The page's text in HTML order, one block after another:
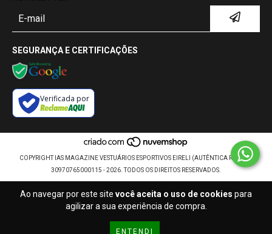
Ao navegar por este site você aceita o uso de cookies para
agilizar a sua experiência de compra.
ENTENDI
SEGURANÇA E CERTIFICAÇÕES
Verificada por
COPYRIGHT IAS MAGAZINE VESTUÁRIOS ESPORTIVOS EIRELI (AUTÊNTICA RETRÔ) -
30970765000115 - 2026. TODOS OS DIREITOS RESERVADOS.